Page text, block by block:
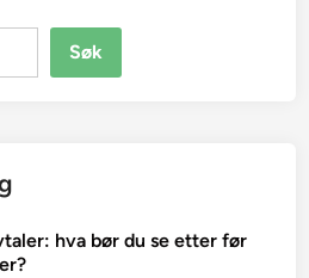
Søk
hva bør du se etter før